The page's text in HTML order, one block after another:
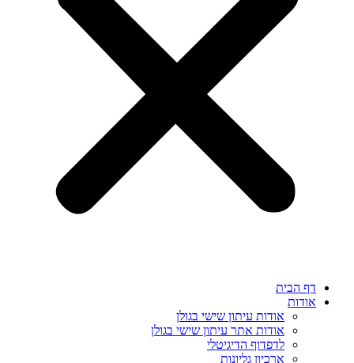
דף הבית
אודות
אודות עיתון שישי בגולן
אודות אתר עיתון שישי בגולן
לדפדוף הדיגיטלי
ארכיון גליונות